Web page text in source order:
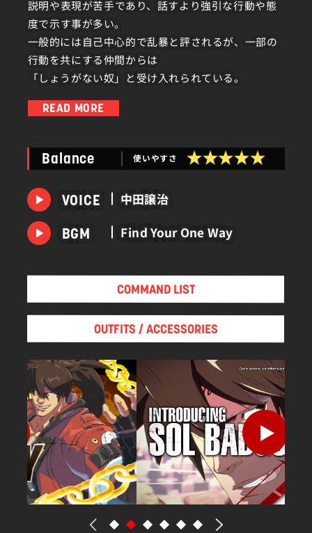
説明や表現が苦手であり、話すより強引な行動や態
度で示す事が多い。
一般的には自己中心的で乱暴と評されるが、一部の
行動を共にする仲間からは
「しょうがない奴」と受け入れられている。
リックという名前だった。
大学時代に出会った「あの男」と「アリア」と共に
当時世界の先端研究であった法力学の研究に没頭し
ていく。人類の生体強化を目的としたギア計画に着
手したフレデリックたちは順調に研究を進めるが、
ギア計画が本格化した2016年、「あの男」の裏切り
まう。
人ならざるモノとなった彼は、ギア細胞抑制装置を
自ら開発し装着。人間の姿を留める事に成功する
と、賞金稼ぎとして人間社会に溶け込みソル＝バッ
ソルの喉元に埋め込まれた「種」は絶対確定世界を
未然に防ぐため、第一の男が封じ込めたものであ
り、「背徳の炎」と名付けられた。
READ MORE
Balance 使いやすさ
VOICE 中田譲治
BGM Find Your One Way
COMMAND LIST
OUTFITS / ACCESSORIES